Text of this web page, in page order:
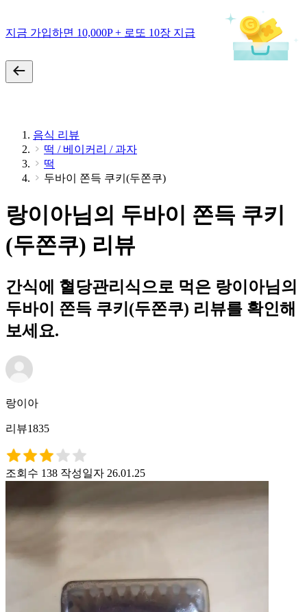
지금 가입하면 10,000P + 로또 10장 지급
음식 리뷰
떡 / 베이커리 / 과자
떡
두바이 쫀득 쿠키(두쫀쿠)
랑이아님의 두바이 쫀득 쿠키
(두쫀쿠) 리뷰
간식에 혈당관리식으로 먹은 랑이아님의
두바이 쫀득 쿠키(두쫀쿠) 리뷰를 확인해
보세요.
랑이아
리뷰1835
조회수 138 작성일자 26.01.25